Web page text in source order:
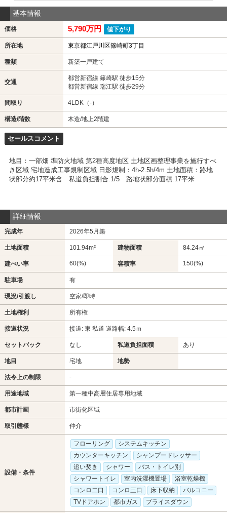
基本情報
価格 5,790万円 値下がり
所在地 東京都江戸川区篠崎町3丁目
種類 新築一戸建て
交通
都営新宿線 篠崎駅 徒歩15分
都営新宿線 瑞江駅 徒歩29分
間取り 4LDK（-）
構造/階数 木造/地上2階建
セールスコメント
地目：一部畑 準防火地域 第2種高度地区 土地区画整理事業を施行すべ
き区域 宅地造成工事規制区域 日影規制：4h-2.5h/4m 土地面積：路地
状部分約17平米含 私道負担割合:1/5 路地状部分面積:17平米
詳細情報
完成年 2026年5月築
土地面積 101.94m² 建物面積 84.24㎡
建ぺい率 60(%) 容積率 150(%)
駐車場 有
現況/引渡し 空家/即時
土地権利 所有権
接道状況 接道: 東 私道 道路幅: 4.5ｍ
セットバック なし 私道負担面積 あり
地目 宅地 地勢
法令上の制限 -
用途地域 第一種中高層住居専用地域
都市計画 市街化区域
取引態様 仲介
設備・条件
フローリング
システムキッチン
カウンターキッチン
シャンプードレッサー
追い焚き
シャワー
バス・トイレ別
シャワートイレ
室内洗濯機置場
浴室乾燥機
コンロ二口
コンロ三口 床下収納
バルコニー
TVドアホン
都市ガス プライスダウン